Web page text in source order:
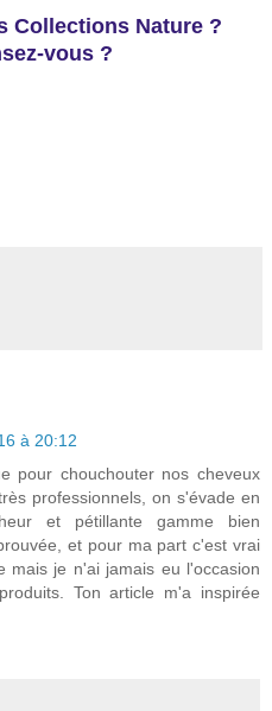
Collections Nature ?
vous ?
à 20:12
pour chouchouter nos cheveux
professionnels, on s'évade en
et pétillante gamme bien
et pour ma part c'est vrai
mais je n'ai jamais eu l'occasion
Ton article m'a inspirée